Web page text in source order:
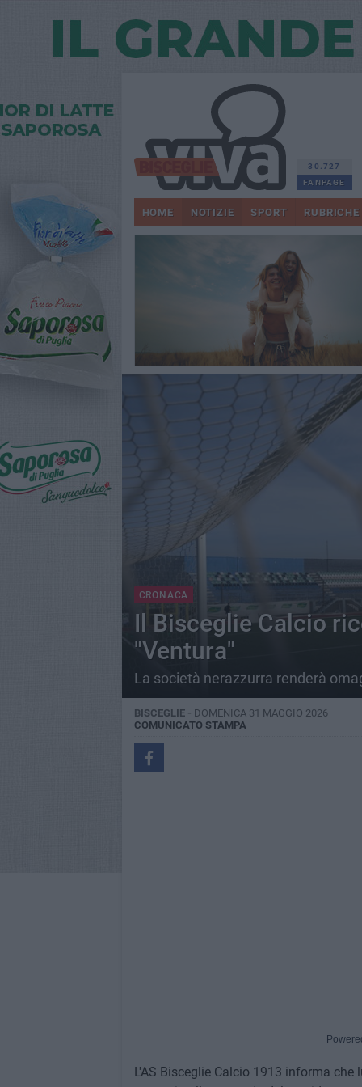
30.727
FANPAGE
HOME NOTIZIE SPORT RUBRICHE
CRONACA
Il Bisceglie Calcio
"Ventura"
La società nerazzurra renderà
BISCEGLIE - DOMENICA 31 MAGGIO 2026
COMUNICATO STAMPA
L'AS Bisceglie Calcio 1913 informa che